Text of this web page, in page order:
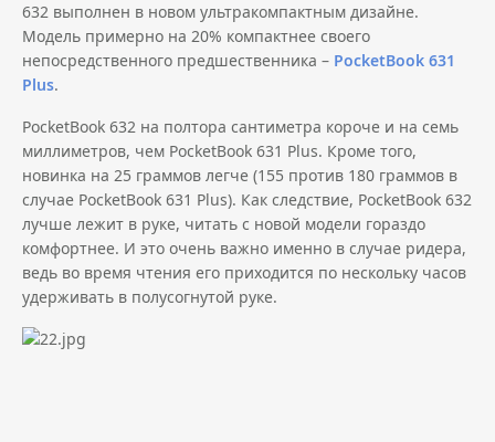
632 выполнен в новом ультракомпактным дизайне.
Модель примерно на 20% компактнее своего
непосредственного предшественника – PocketBook 631
Plus.
PocketBook 632 на полтора сантиметра короче и на семь
миллиметров, чем PocketBook 631 Plus. Кроме того,
новинка на 25 граммов легче (155 против 180 граммов в
случае PocketBook 631 Plus). Как следствие, PocketBook 632
лучше лежит в руке, читать с новой модели гораздо
комфортнее. И это очень важно именно в случае ридера,
ведь во время чтения его приходится по нескольку часов
удерживать в полусогнутой руке.